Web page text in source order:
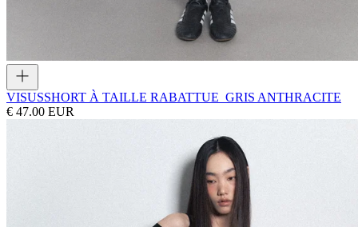
VISUSSHORT À TAILLE RABATTUE_GRIS ANTHRACITE
€ 47.00 EUR